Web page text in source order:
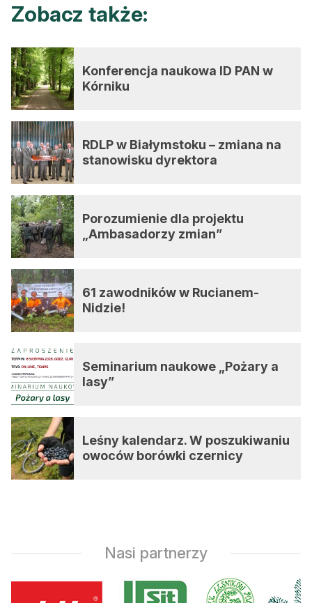
Zobacz także:
Konferencja naukowa ID PAN w
Kórniku
RDLP w Białymstoku – zmiana na
stanowisku dyrektora
Porozumienie dla projektu
„Ambasadorzy zmian”
61 zawodników w Rucianem-
Nidzie!
Seminarium naukowe „Pożary a
lasy”
Leśny kalendarz. W poszukiwaniu
owoców borówki czernicy
Nasi partnerzy